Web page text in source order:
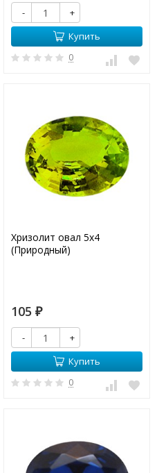
-
+
Купить
0
Хризолит овал 5х4
(Природный)
105 ₽
-
+
Купить
0